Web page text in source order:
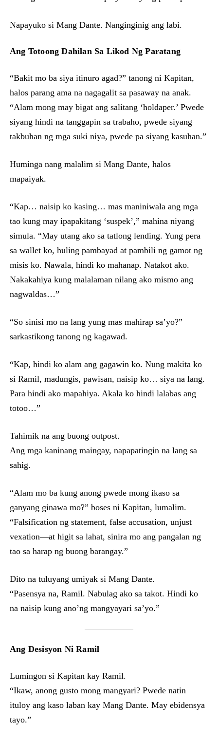
Napayuko si Mang Dante. Nanginginig ang labi.
Ang Totoong Dahilan Sa Likod Ng Paratang
“Bakit mo ba siya itinuro agad?” tanong ni Kapitan,
halos parang ama na nagagalit sa pasaway na anak.
“Alam mong may bigat ang salitang ‘holdaper.’ Pwede
siyang hindi na tanggapin sa trabaho, pwede siyang
takbuhan ng mga suki niya, pwede pa siyang kasuhan.”
Huminga nang malalim si Mang Dante, halos
mapaiyak.
“Kap… naisip ko kasing… mas maniniwala ang mga
tao kung may ipapakitang ‘suspek’,” mahina niyang
simula. “May utang ako sa tatlong lending. Yung pera
sa wallet ko, huling pambayad at pambili ng gamot ng
misis ko. Nawala, hindi ko mahanap. Natakot ako.
Nakakahiya kung malalaman nilang ako mismo ang
nagwaldas…”
“So sinisi mo na lang yung mas mahirap sa’yo?”
sarkastikong tanong ng kagawad.
“Kap, hindi ko alam ang gagawin ko. Nung makita ko
si Ramil, madungis, pawisan, naisip ko… siya na lang.
Para hindi ako mapahiya. Akala ko hindi lalabas ang
totoo…”
Tahimik na ang buong outpost.
Ang mga kaninang maingay, napapatingin na lang sa
sahig.
“Alam mo ba kung anong pwede mong ikaso sa
ganyang ginawa mo?” boses ni Kapitan, lumalim.
“Falsification ng statement, false accusation, unjust
vexation—at higit sa lahat, sinira mo ang pangalan ng
tao sa harap ng buong barangay.”
Dito na tuluyang umiyak si Mang Dante.
“Pasensya na, Ramil. Nabulag ako sa takot. Hindi ko
na naisip kung ano’ng mangyayari sa’yo.”
Ang Desisyon Ni Ramil
Lumingon si Kapitan kay Ramil.
“Ikaw, anong gusto mong mangyari? Pwede natin
ituloy ang kaso laban kay Mang Dante. May ebidensya
tayo.”